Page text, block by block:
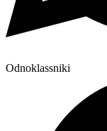
Odnoklassniki